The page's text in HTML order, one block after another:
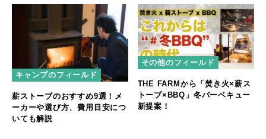
キャンプのフィールド
薪ストーブのおすすめ9選！メ
ーカーや選び方、費用目安につ
いても解説
その他のフィールド
THE FARMから「焚き火×薪ス
トーブ×BBQ」冬バーベキュー
新提案！